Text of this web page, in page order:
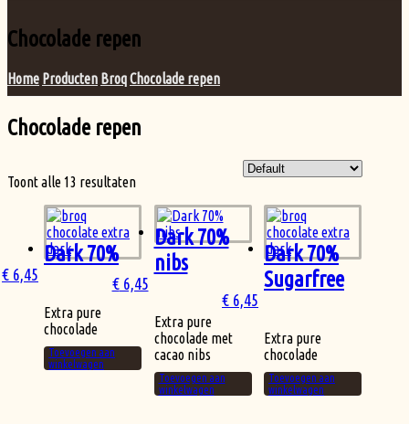
Chocolade repen
Home Producten BroqChocolade repen
Chocolade repen
Toont alle 13 resultaten
Dark 70%
€ 6,45
Extra pure
chocolade
Toevoegen aan
winkelwagen
Dark 70%
nibs
€6,45
Extra pure
chocolade met
cacao nibs
Toevoegen aan
winkelwagen
Dark 70%
Sugarfree
€ 6,45
Extra pure
chocolade
Toevoegen aan
winkelwagen